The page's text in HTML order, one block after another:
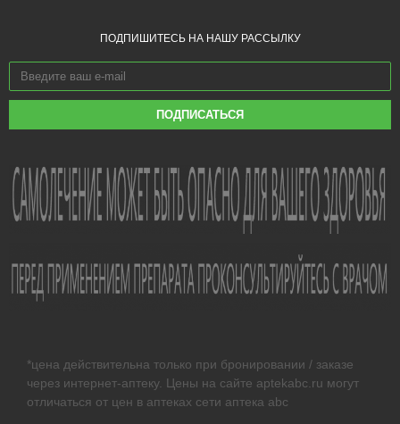
ПОДПИШИТЕСЬ НА НАШУ РАССЫЛКУ
ПОДПИСАТЬСЯ
*цена действительна только при бронировании / заказе
через интернет-аптеку. Цены на сайте aptekabc.ru могут
отличаться от цен в аптеках сети аптека abc